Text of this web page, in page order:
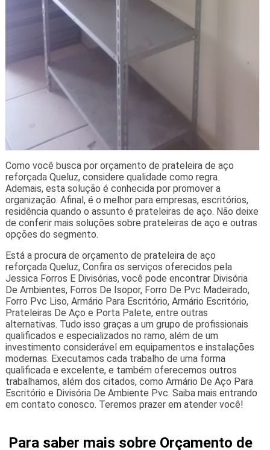
Como você busca por orçamento de prateleira de aço
reforçada Queluz, considere qualidade como regra.
Ademais, esta solução é conhecida por promover a
organização. Afinal, é o melhor para empresas, escritórios,
residência quando o assunto é prateleiras de aço. Não deixe
de conferir mais soluções sobre prateleiras de aço e outras
opções do segmento.
Está a procura de orçamento de prateleira de aço
reforçada Queluz, Confira os serviços oferecidos pela
Jessica Forros E Divisórias, você pode encontrar Divisória
De Ambientes, Forros De Isopor, Forro De Pvc Madeirado,
Forro Pvc Liso, Armário Para Escritório, Armário Escritório,
Prateleiras De Aço e Porta Palete, entre outras
alternativas. Tudo isso graças a um grupo de profissionais
qualificados e especializados no ramo, além de um
investimento considerável em equipamentos e instalações
modernas. Executamos cada trabalho de uma forma
qualificada e excelente, e também oferecemos outros
trabalhamos, além dos citados, como Armário De Aço Para
Escritório e Divisória De Ambiente Pvc. Saiba mais entrando
em contato conosco. Teremos prazer em atender você!
Para saber mais sobre Orçamento de